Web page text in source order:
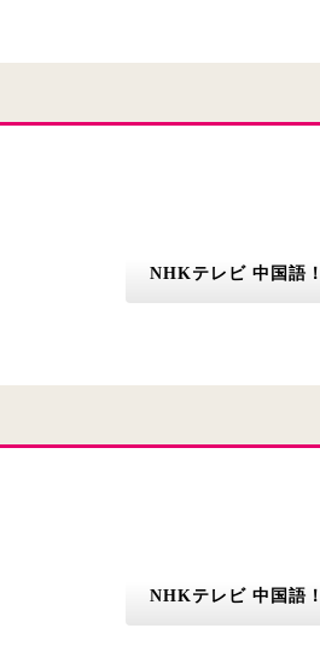
NHKテレビ 中国語
NHKテレビ 中国語